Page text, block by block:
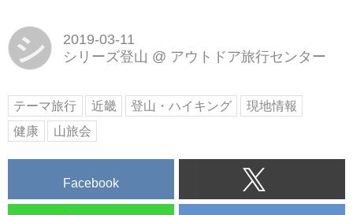
シ
2019-03-11
シリーズ登山 @ アウトドア旅行センター
テーマ旅行 近畿 登山・ハイキング
現地情報
健康
山旅会
Facebook